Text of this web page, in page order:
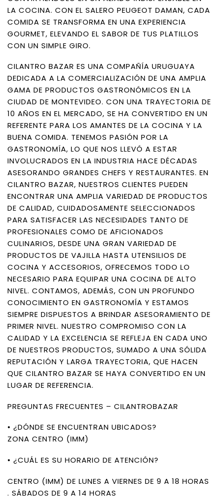
LA COCINA. CON EL SALERO PEUGEOT DAMAN, CADA
COMIDA SE TRANSFORMA EN UNA EXPERIENCIA
GOURMET, ELEVANDO EL SABOR DE TUS PLATILLOS
CON UN SIMPLE GIRO.
CILANTRO BAZAR ES UNA COMPAÑÍA URUGUAYA
DEDICADA A LA COMERCIALIZACIÓN DE UNA AMPLIA
GAMA DE PRODUCTOS GASTRONÓMICOS EN LA
CIUDAD DE MONTEVIDEO. CON UNA TRAYECTORIA DE
10 AÑOS EN EL MERCADO, SE HA CONVERTIDO EN UN
REFERENTE PARA LOS AMANTES DE LA COCINA Y LA
BUENA COMIDA. TENEMOS PASIÓN POR LA
GASTRONOMÍA, LO QUE NOS LLEVÓ A ESTAR
INVOLUCRADOS EN LA INDUSTRIA HACE DÉCADAS
ASESORANDO GRANDES CHEFS Y RESTAURANTES. EN
CILANTRO BAZAR, NUESTROS CLIENTES PUEDEN
ENCONTRAR UNA AMPLIA VARIEDAD DE PRODUCTOS
DE CALIDAD, CUIDADOSAMENTE SELECCIONADOS
PARA SATISFACER LAS NECESIDADES TANTO DE
PROFESIONALES COMO DE AFICIONADOS
CULINARIOS, DESDE UNA GRAN VARIEDAD DE
PRODUCTOS DE VAJILLA HASTA UTENSILIOS DE
COCINA Y ACCESORIOS, OFRECEMOS TODO LO
NECESARIO PARA EQUIPAR UNA COCINA DE ALTO
NIVEL. CONTAMOS, ADEMÁS, CON UN PROFUNDO
CONOCIMIENTO EN GASTRONOMÍA Y ESTAMOS
SIEMPRE DISPUESTOS A BRINDAR ASESORAMIENTO DE
PRIMER NIVEL. NUESTRO COMPROMISO CON LA
CALIDAD Y LA EXCELENCIA SE REFLEJA EN CADA UNO
DE NUESTROS PRODUCTOS, SUMADO A UNA SÓLIDA
REPUTACIÓN Y LARGA TRAYECTORIA, QUE HACEN
QUE CILANTRO BAZAR SE HAYA CONVERTIDO EN UN
LUGAR DE REFERENCIA.
PREGUNTAS FRECUENTES – CILANTROBAZAR
• ¿DÓNDE SE ENCUENTRAN UBICADOS?
ZONA CENTRO (IMM)
• ¿CUÁL ES SU HORARIO DE ATENCIÓN?
CENTRO (IMM) DE LUNES A VIERNES DE 9 A 18 HORAS
. SÁBADOS DE 9 A 14 HORAS